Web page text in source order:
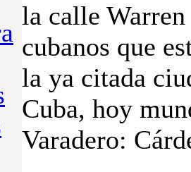
la calle
cubanos que
la ya citada
Cuba, hoy
Varadero: